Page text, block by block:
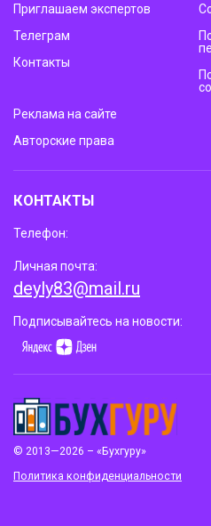
© 2013—2026 – «Бухгуру»
Политика конфиденциальности
Приглашаем экспертов
Телеграм
Контакты
Реклама на сайте
Авторские права
КОНТАКТЫ
Телефон:
Личная почта:
deyly83@mail.ru
Подписывайтесь на новости: